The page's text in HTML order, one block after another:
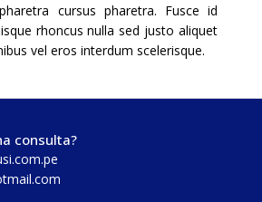
cursus pharetra. Fusce id
rhoncus nulla sed justo aliquet
vel eros interdum scelerisque.
consulta?